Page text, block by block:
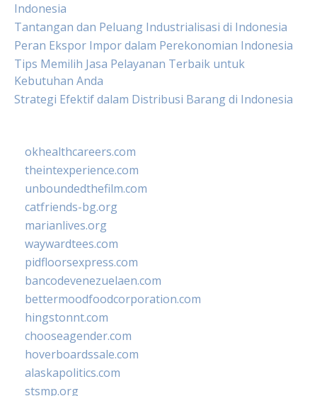
Indonesia
Tantangan dan Peluang Industrialisasi di Indonesia
Peran Ekspor Impor dalam Perekonomian Indonesia
Tips Memilih Jasa Pelayanan Terbaik untuk
Kebutuhan Anda
Strategi Efektif dalam Distribusi Barang di Indonesia
okhealthcareers.com
theintexperience.com
unboundedthefilm.com
catfriends-bg.org
marianlives.org
waywardtees.com
pidfloorsexpress.com
bancodevenezuelaen.com
bettermoodfoodcorporation.com
hingstonnt.com
chooseagender.com
hoverboardssale.com
alaskapolitics.com
stsmp.org